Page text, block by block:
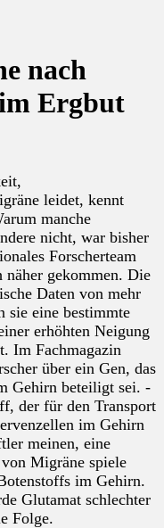
nach
Ergbut
leidet, kennt
manche
nicht, war bisher
Forscherteam
näher gekommen. Die
Daten von mehr
sie eine bestimmte
erhöhten Neigung
Im Fachmagazin
über ein Gen, das
Gehirn beteiligt sei. -
der für den Transport
im Gehirn
meinen, eine
Migräne spiele
im Gehirn.
Glutamat schlechter
Folge.